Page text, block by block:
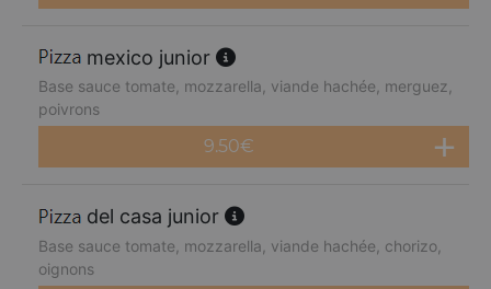
mexico junior
Base sauce tomate, mozzarella, viande hachée, merguez,
poivrons
9.50€
del casa junior
Base sauce tomate, mozzarella, viande hachée, chorizo,
oignons